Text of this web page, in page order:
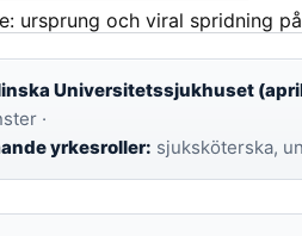
ursprung och viral spridning
Universitetssjukhuset
·
yrkesroller: sjuksköterska,